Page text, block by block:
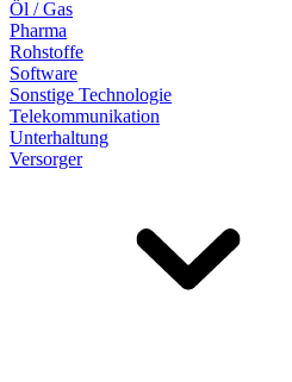
Öl / Gas
Pharma
Rohstoffe
Software
Sonstige Technologie
Telekommunikation
Unterhaltung
Versorger